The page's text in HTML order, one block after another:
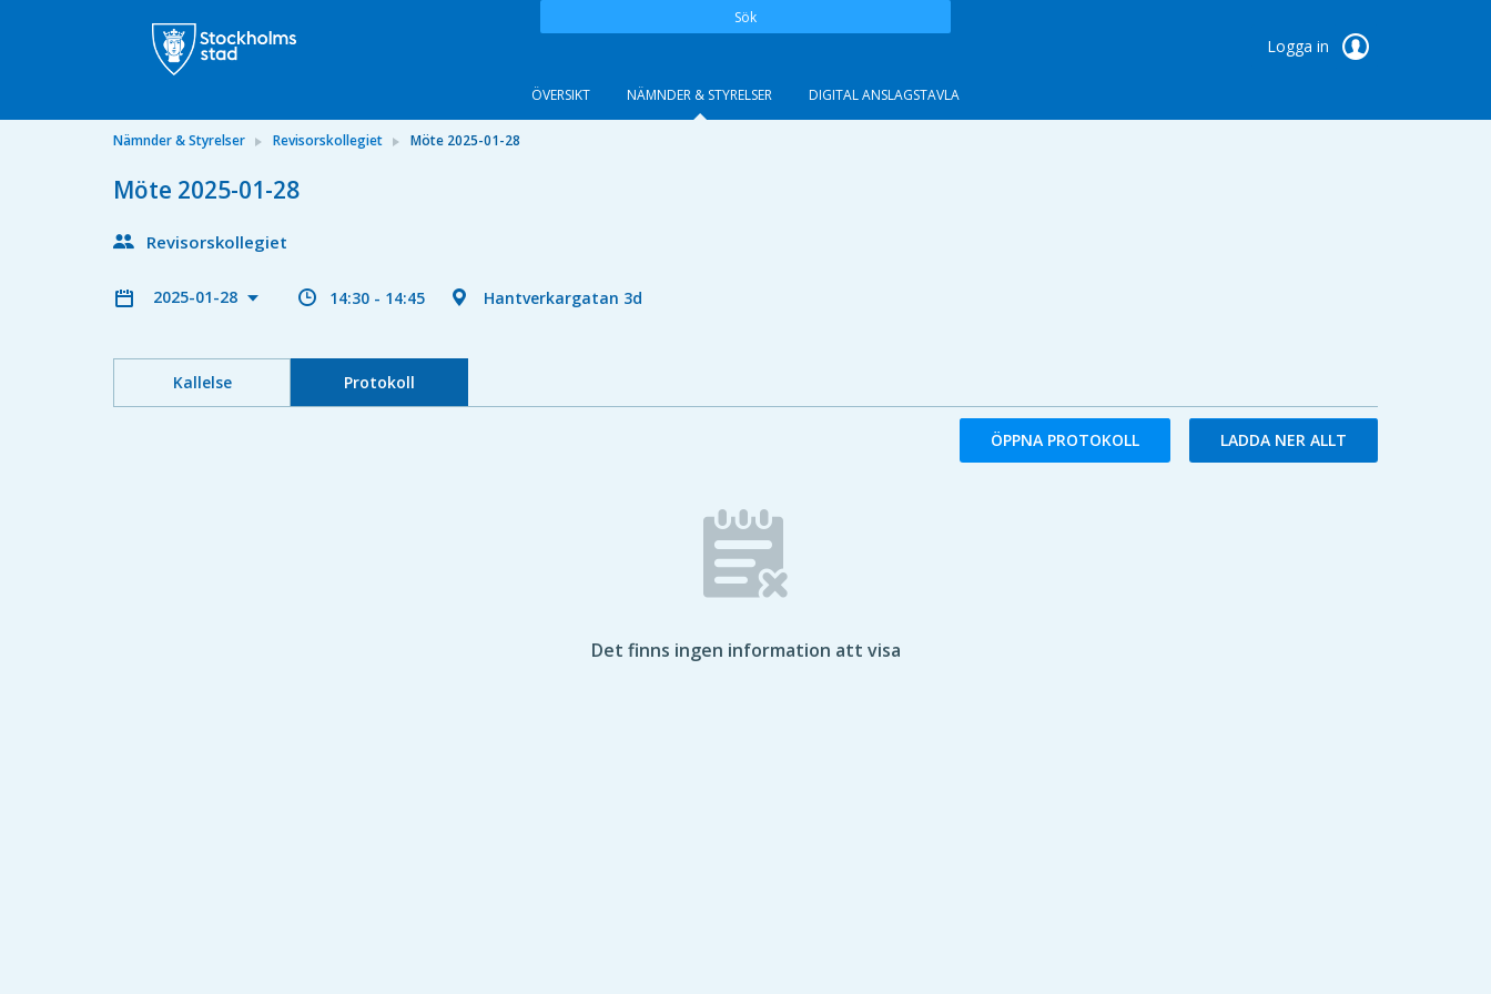
Sök
Logga in
ÖVERSIKT NÄMNDER & STYRELSER DIGITAL ANSLAGSTAVLA
Nämnder & Styrelser Revisorskollegiet Möte 2025-01-28
Möte 2025-01-28
Revisorskollegiet
2025-01-28 14:30 - 14:45 Hantverkargatan 3d
Kallelse Protokoll
ÖPPNA PROTOKOLL LADDA NER ALLT
Det finns ingen information att visa